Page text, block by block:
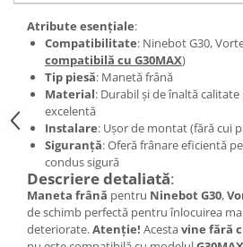
Biciclete Electrice
Anvelope moto
Camere moto
Anvelope ATV
Cauciucuri bicicleta
Anvelope și Camere Utilaje
https://www.doctortrotineta.ro/plata-
tbi?
Atribute esențiale:
Compatibilitate: Ninebot G30,
compatibilă cu G30MAX)
Tip piesă: Manetă frână
Material: Durabil și de înaltă
excelentă
Instalare: Ușor de montat (fără cui
Siguranță: Oferă frânare eficientă
condus sigură
Descriere detaliată:
Maneta frână pentru Ninebot G30,
de schimb perfectă pentru înlocuirea
deteriorate.Atenție! Acestavine fără